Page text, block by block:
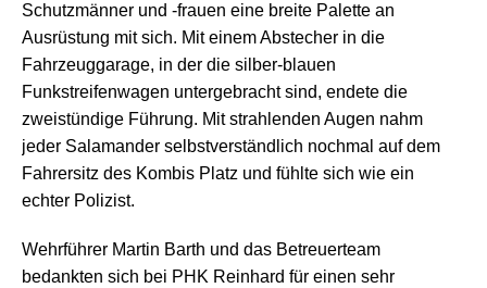
Schutzmänner und -frauen eine breite Palette an
Ausrüstung mit sich. Mit einem Abstecher in die
Fahrzeuggarage, in der die silber-blauen
Funkstreifenwagen untergebracht sind, endete die
zweistündige Führung. Mit strahlenden Augen nahm
jeder Salamander selbstverständlich nochmal auf dem
Fahrersitz des Kombis Platz und fühlte sich wie ein
echter Polizist.
Wehrführer Martin Barth und das Betreuerteam
bedankten sich bei PHK Reinhard für einen sehr